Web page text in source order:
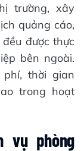
trường, xây
quảng cáo,
được thực
bên ngoài.
thời gian
trong hoạt
vụ phòng